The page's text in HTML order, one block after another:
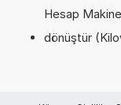
Hesap
dönüştür